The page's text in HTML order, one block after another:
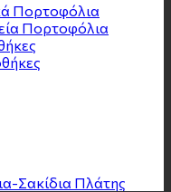
Πορτοφόλια
Πορτοφόλια
Σακίδια Πλάτης